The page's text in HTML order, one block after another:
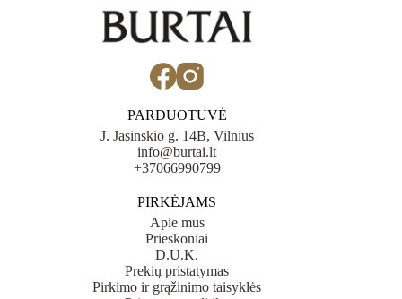
PARDUOTUVĖ
J. Jasinskio g. 14B, Vilnius
info@burtai.lt
+37066990799
PIRKĖJAMS
Apie mus
Prieskoniai
D.U.K.
Prekių pristatymas
Pirkimo ir grąžinimo taisyklės